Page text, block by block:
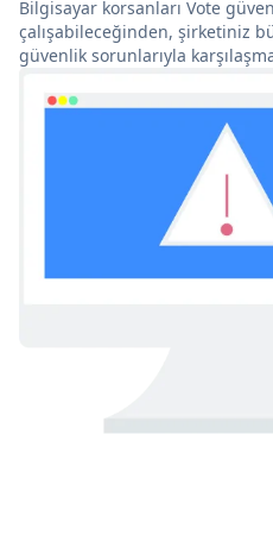
Bilgisayar korsanları Vote
çalışabileceğinden, şirketiniz
güvenlik sorunlarıyla